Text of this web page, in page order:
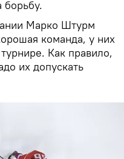
Марко Штурм
команда, у них
Как правило,
их допускать